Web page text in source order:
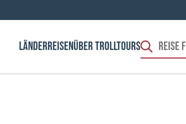
LÄNDERREISENÜBER TROLLTOURS